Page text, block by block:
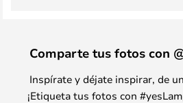
Comparte tus fotos con
Inspírate y déjate inspirar, de
¡Etiqueta tus fotos con